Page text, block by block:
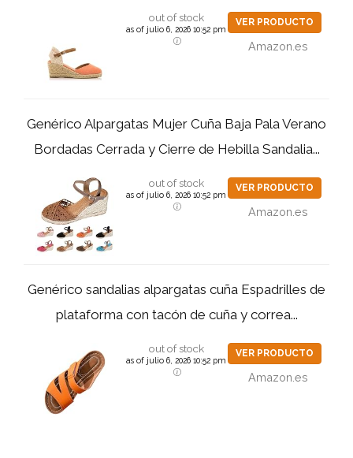
out of stock
as of julio 6, 2026 10:52 pm
VER PRODUCTO
Amazon.es
Genérico Alpargatas Mujer Cuña Baja Pala Verano
Bordadas Cerrada y Cierre de Hebilla Sandalia...
out of stock
as of julio 6, 2026 10:52 pm
VER PRODUCTO
Amazon.es
Genérico sandalias alpargatas cuña Espadrilles de
plataforma con tacón de cuña y correa...
out of stock
as of julio 6, 2026 10:52 pm
VER PRODUCTO
Amazon.es